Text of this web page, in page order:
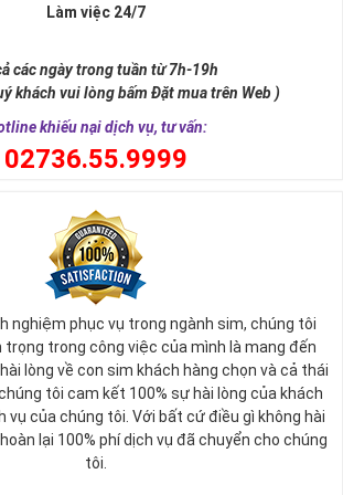
chủ sở hữu. Thật vậy, số 5 đứng giữa dãy số
cho ngũ hành (Kim – Mộc – Thủy – Hỏa –
(Nhân - Nghĩa - Lễ - Trí – Tín), trong cuộc sống
Lộc, Thọ, Khang, Ninh). Đó là 5 yếu tố cho cuộc
ổn, an lành. Cũng bởi vậy, các chuyên gia
lợi, bình an trong cuộc sống, sự nghiệp để
tiến tới những vị trí cao nhất.
Làm việc 24/7
các ngày trong tuần từ 7h-19h
khách vui lòng bấm Đặt mua trên Web )
khiếu nại dịch vụ, tư vấn:
02736.55.9999
nghiệm phục vụ trong ngành sim, chúng tôi
trọng trong công việc của mình là mang đến
lòng về con sim khách hàng chọn và cả thái
tôi cam kết 100% sự hài lòng của khách
vụ của chúng tôi. Với bất cứ điều gì không hài
lại 100% phí dịch vụ đã chuyển cho chúng
tôi.